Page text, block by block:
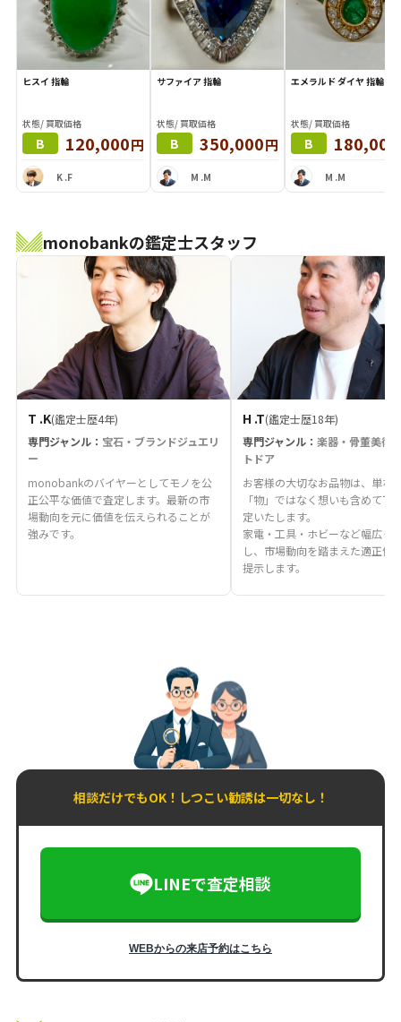
ヒスイ 指輪
状態/ 買取価格
B 120,000円
K .F
サファイア 指輪
状態/ 買取価格
B 350,000円
M .M
エメラルド ダイヤ 指輪
状態/ 買取価格
B 180,000
M .M
monobankの鑑定士スタッフ
T .K(鑑定士歴4年)
専門ジャンル： 宝石・ブランドジュエリ
ー
monobankのバイヤーとしてモノを公
正公平な価値で査定します。最新の市
場動向を元に価値を伝えられることが
強みです。
H .T(鑑定士歴18年)
専門ジャンル： 楽器・骨董美術
トドア
お客様の大切なお品物は、単な
「物」ではなく想いも含めて丁
定いたします。
家電・工具・ホビーなど幅広く
し、市場動向を踏まえた適正価
提示します。
相談だけでもOK！しつこい勧誘は一切なし！
LINEで査定相談
WEBからの来店予約はこちら